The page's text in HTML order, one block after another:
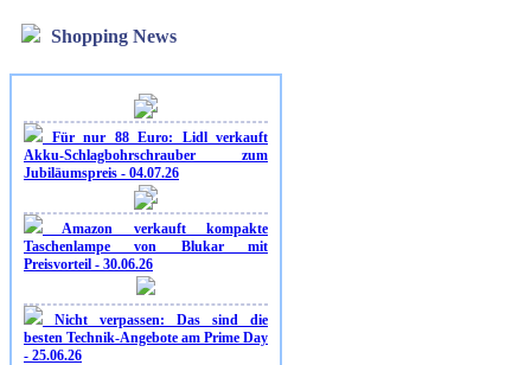
Shopping News
Für nur 88 Euro: Lidl verkauft
Akku-Schlagbohrschrauber zum
Jubiläumspreis - 04.07.26
Amazon verkauft kompakte
Taschenlampe von Blukar mit
Preisvorteil - 30.06.26
Nicht verpassen: Das sind die
besten Technik-Angebote am Prime Day
- 25.06.26